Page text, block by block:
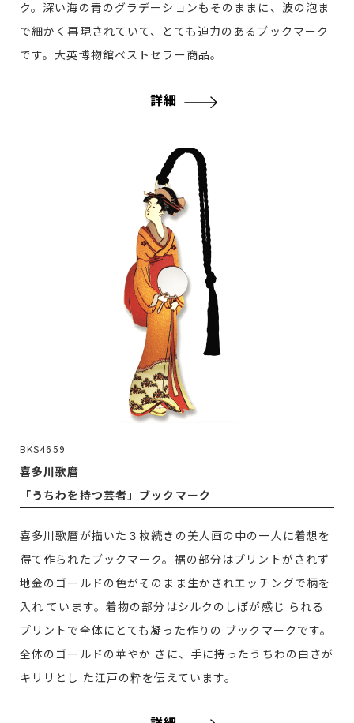
ク。深い海の青のグラデーションもそのままに、波の泡ま
で細かく再現されていて、とても迫力のあるブックマーク
です。大英博物館ベストセラー商品。
詳細
BKS4659
喜多川歌麿
「うちわを持つ芸者」ブックマーク
喜多川歌麿が描いた３枚続きの美人画の中の一人に着想を
得て作られたブックマーク。裾の部分はプリントがされず
地金のゴールドの色がそのまま生かされエッチングで柄を
入れ ています。着物の部分はシルクのしぼが感じ られる
プリントで全体にとても凝った作りの ブックマークです。
全体のゴールドの華やか さに、手に持ったうちわの白さが
キリリとし た江戸の粋を伝えています。